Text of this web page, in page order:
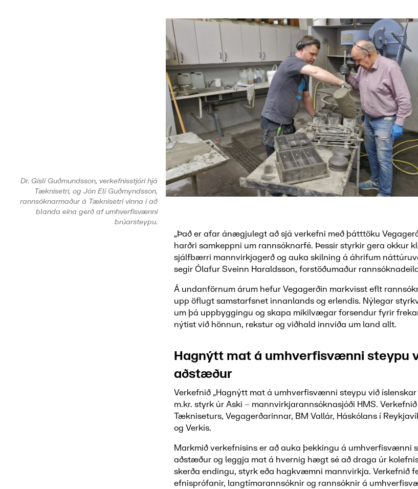
Dr. Gísli Guðmundsson, verkefnisstjóri hjá
Tæknisetri, og Jón Elí Guðmyndsson,
rannsóknarmaður á Tæknisetri vinna í að
blanda eina gerð af umhverfisvænni
brúarsteypu.
„Það er afar ánægjulegt að sjá verkefni með þátttöku
harðri samkeppni um rannsóknarfé. Þessir styrkir gera okkur
sjálfbærri mannvirkjagerð og auka skilning á áhrifum
segir Ólafur Sveinn Haraldsson, forstöðumaður
Á undanförnum árum hefur Vegagerðin markvisst eflt
upp öflugt samstarfsnet innanlands og erlendis. Nýlegar
um þá uppbyggingu og skapa mikilvægar forsendur fyrir
nýtist við hönnun, rekstur og viðhald innviða um land allt.
Hagnýtt mat á umhverfisvænni steypu
aðstæður
Verkefnið „Hagnýtt mat á umhverfisvænni steypu við
m.kr. styrk úr Aski – mannvirkjarannsóknasjóði HMS.
Tækniseturs, Vegagerðarinnar, BM Vallár, Háskólans í
og Verkís.
Markmið verkefnisins er að auka þekkingu á umhverfisvænni
aðstæður og leggja mat á hvernig hægt sé að draga úr
skerða endingu, styrk eða hagkvæmni mannvirkja. Verkefnið
efnisprófanir, langtímarannsóknir og rannsóknir á